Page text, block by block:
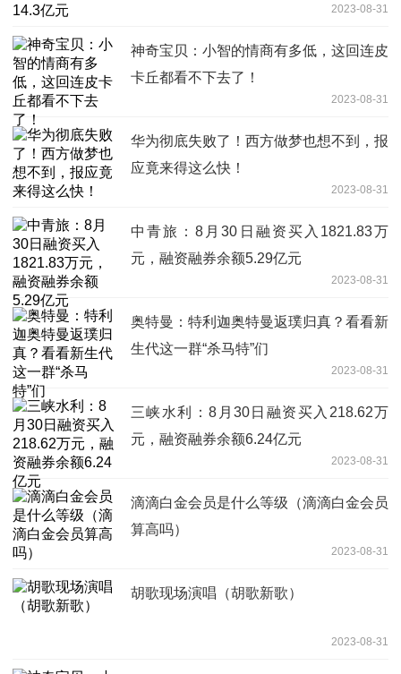
2023-08-31
神奇宝贝：小智的情商有多低，这回连皮
卡丘都看不下去了！
2023-08-31
华为彻底失败了！西方做梦也想不到，报
应竟来得这么快！
2023-08-31
中青旅：8月30日融资买入1821.83万
元，融资融券余额5.29亿元
2023-08-31
奥特曼：特利迦奥特曼返璞归真？看看新
生代这一群“杀马特”们
2023-08-31
三峡水利：8月30日融资买入218.62万
元，融资融券余额6.24亿元
2023-08-31
滴滴白金会员是什么等级（滴滴白金会员
算高吗）
2023-08-31
胡歌现场演唱（胡歌新歌）
2023-08-31